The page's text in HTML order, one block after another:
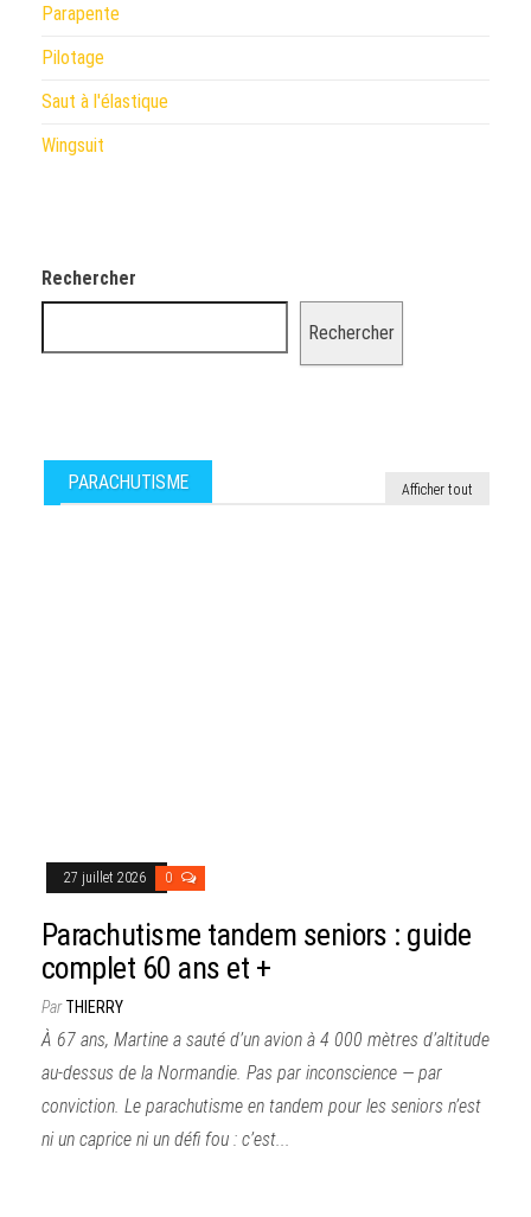
Parapente
Pilotage
Saut à l'élastique
Wingsuit
Rechercher
Rechercher
PARACHUTISME Afficher tout
27 juillet 2026 0
Parachutisme tandem seniors : guide
complet 60 ans et +
ParTHIERRY
À 67 ans, Martine a sauté d’un avion à 4 000 mètres d’altitude
au-dessus de la Normandie. Pas par inconscience — par
conviction. Le parachutisme en tandem pour les seniors n’est
ni un caprice ni un défi fou : c’est...